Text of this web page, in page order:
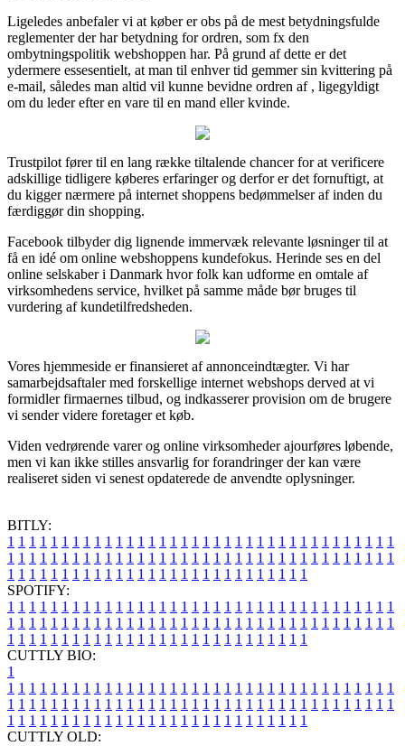
Ligeledes anbefaler vi at køber er obs på de mest betydningsfulde
reglementer der har betydning for ordren, som fx den
ombytningspolitik webshoppen har. På grund af dette er det
ydermere essesentielt, at man til enhver tid gemmer sin kvittering på
e-mail, således man altid vil kunne bevidne ordren af , ligegyldigt
om du leder efter en vare til en mand eller kvinde.
Trustpilot fører til en lang række tiltalende chancer for at verificere
adskillige tidligere køberes erfaringer og derfor er det fornuftigt, at
du kigger nærmere på internet shoppens bedømmelser af inden du
færdiggør din shopping.
Facebook tilbyder dig lignende immervæk relevante løsninger til at
få en idé om online webshoppens kundefokus. Herinde ses en del
online selskaber i Danmark hvor folk kan udforme en omtale af
virksomhedens service, hvilket på samme måde bør bruges til
vurdering af kundetilfredsheden.
Vores hjemmeside er finansieret af annonceindtægter. Vi har
samarbejdsaftaler med forskellige internet webshops derved at vi
formidler firmaernes tilbud, og indkasserer provision om de brugere
vi sender videre foretager et køb.
Viden vedrørende varer og online virksomheder ajourføres løbende,
men vi kan ikke stilles ansvarlig for forandringer der kan være
realiseret siden vi senest opdaterede de anvendte oplysninger.
BITLY:
1 1 1 1 1 1 1 1 1 1 1 1 1 1 1 1 1 1 1 1 1 1 1 1 1 1 1 1 1 1 1 1 1 1 1 1
1 1 1 1 1 1 1 1 1 1 1 1 1 1 1 1 1 1 1 1 1 1 1 1 1 1 1 1 1 1 1 1 1 1 1 1
1 1 1 1 1 1 1 1 1 1 1 1 1 1 1 1 1 1 1 1 1 1 1 1 1 1 1 1
SPOTIFY:
1 1 1 1 1 1 1 1 1 1 1 1 1 1 1 1 1 1 1 1 1 1 1 1 1 1 1 1 1 1 1 1 1 1 1 1
1 1 1 1 1 1 1 1 1 1 1 1 1 1 1 1 1 1 1 1 1 1 1 1 1 1 1 1 1 1 1 1 1 1 1 1
1 1 1 1 1 1 1 1 1 1 1 1 1 1 1 1 1 1 1 1 1 1 1 1 1 1 1 1
CUTTLY BIO:
1
1 1 1 1 1 1 1 1 1 1 1 1 1 1 1 1 1 1 1 1 1 1 1 1 1 1 1 1 1 1 1 1 1 1 1 1
1 1 1 1 1 1 1 1 1 1 1 1 1 1 1 1 1 1 1 1 1 1 1 1 1 1 1 1 1 1 1 1 1 1 1 1
1 1 1 1 1 1 1 1 1 1 1 1 1 1 1 1 1 1 1 1 1 1 1 1 1 1 1 1
CUTTLY OLD: